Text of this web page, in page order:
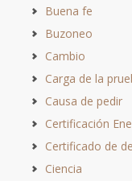
Buena fe
Buzoneo
Cambio
Carga de la
Causa de pedir
Certificación
Certificado de
Ciencia